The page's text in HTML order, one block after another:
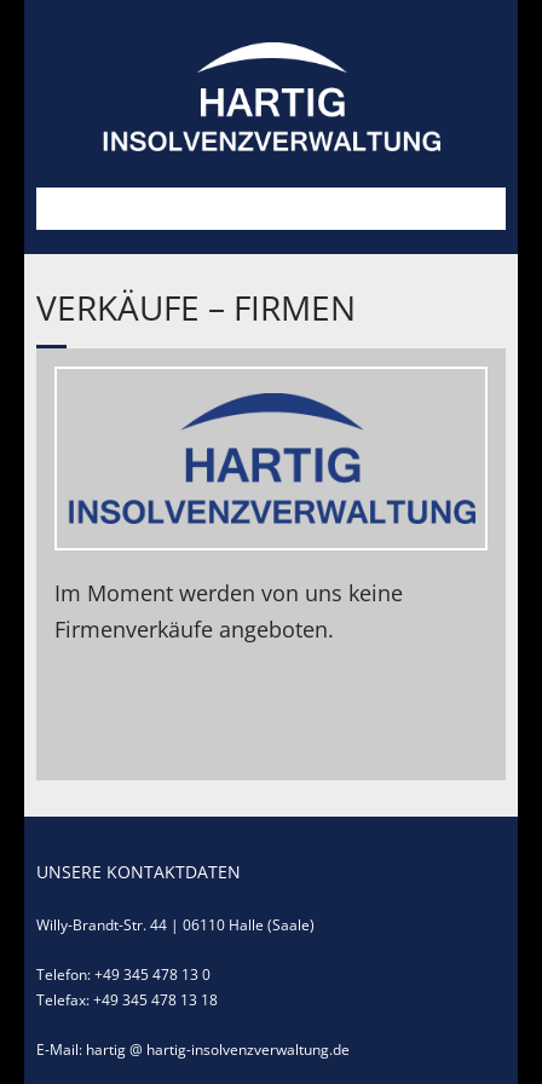
Schwerpunkte
Verkäufe
Kontakt
VERKÄUFE – FIRMEN
Im Moment werden von uns keine
Firmenverkäufe angeboten.
UNSERE KONTAKTDATEN
Willy-Brandt-Str. 44 | 06110 Halle (Saale)
Telefon: +49 345 478 13 0
Telefax: +49 345 478 13 18
E-Mail: hartig @ hartig-insolvenzverwaltung.de